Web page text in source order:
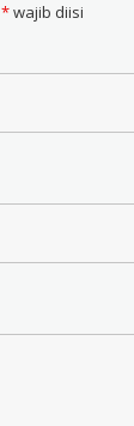
*wajib diisi